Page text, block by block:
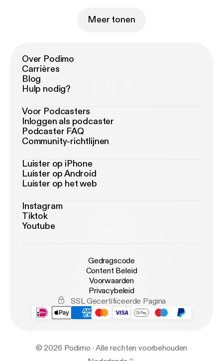
Meer tonen
Over Podimo
Carrières
Blog
Hulp nodig?
Voor Podcasters
Inloggen als podcaster
Podcaster FAQ
Community-richtlijnen
Luister op iPhone
Luister op Android
Luister op het web
Instagram
Tiktok
Youtube
Gedragscode
Content Beleid
Voorwaarden
Privacybeleid
SSL Gecertificeerde Pagina
© 2026 Podimo · Alle rechten voorbehouden